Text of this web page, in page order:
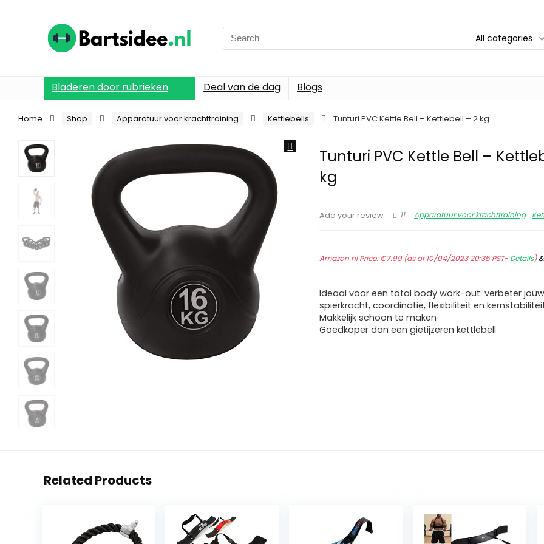
Search
for:
All categories
Bladeren door rubrieken Deal van de dag Blogs
Home Shop Apparatuur voor krachttraining Kettlebells Tunturi PVC Kettle Bell – Kettlebell – 2 kg
Tunturi PVC Kettle Bell –
kg
Add your review 11 Apparatuur voor krachttraining
Amazon.nl Price:€7.99(as of 10/04/2023 20:35 PST- Details)
Ideaal voor een total body work-out: verbeter
spierkracht, coördinatie, flexibiliteit en
Makkelijk schoon te maken
Goedkoper dan een gietijzeren kettlebell
Related Products